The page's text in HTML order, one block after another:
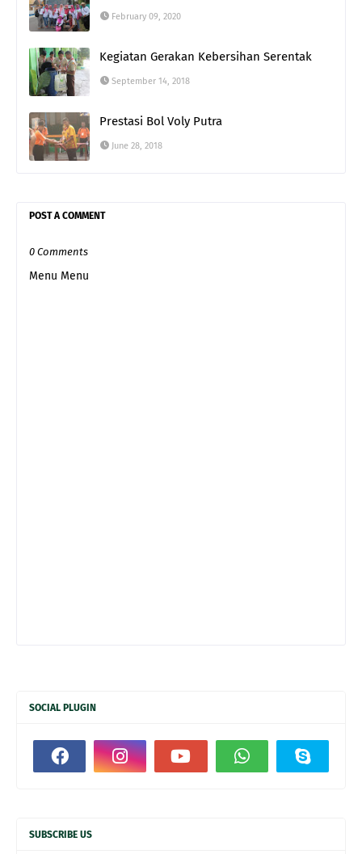
February 09, 2020
Kegiatan Gerakan Kebersihan Serentak
September 14, 2018
Prestasi Bol Voly Putra
June 28, 2018
POST A COMMENT
0 Comments
Menu Menu
SOCIAL PLUGIN
SUBSCRIBE US